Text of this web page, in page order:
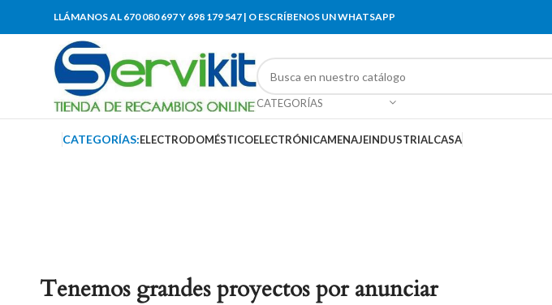
LLÁMANOS AL 670 080 697 Y 698 179 547 | O ESCRÍBENOS UN WHATSAPP
CATEGORÍAS
CATEGORÍAS:ELECTRODOMÉSTICOELECTRÓNICAMENAJEINDUSTRIALCASA
Tenemos grandes proyectos por anunciar